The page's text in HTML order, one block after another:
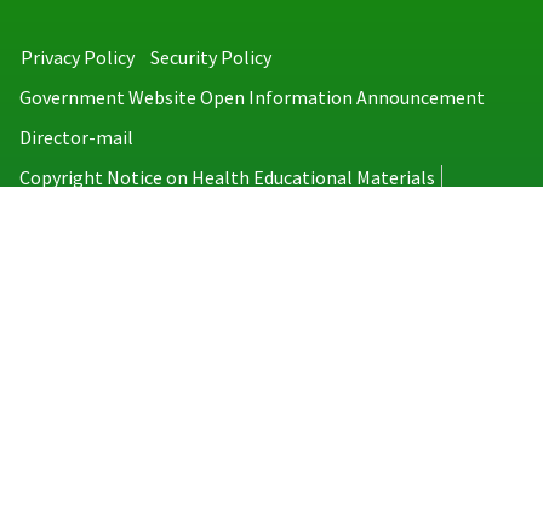
Privacy Policy
Security Policy
Government Website Open Information Announcement
Director-mail
Copyright Notice on Health Educational Materials